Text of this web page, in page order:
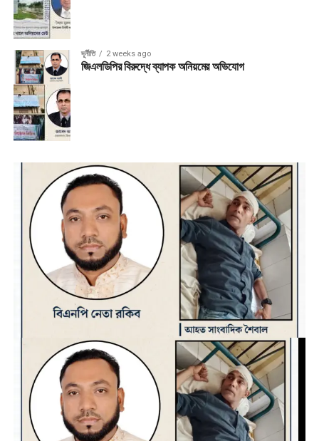
দূর্নীতি 2 weeks ago
জিএলডিপির বিরুদ্ধে ব্যাপক অনিয়মের অভিযোগ